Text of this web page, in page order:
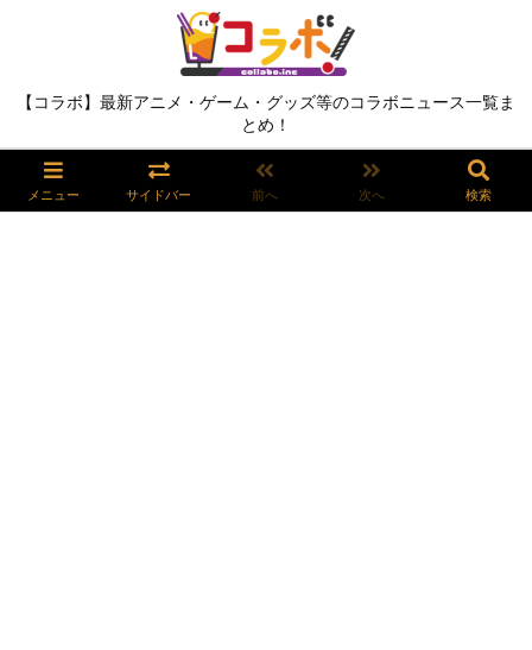
【コラボ】最新アニメ・ゲーム・グッズ等のコラボニュース一覧ま
とめ！
メニュー サイドバー 前へ 次へ 検索